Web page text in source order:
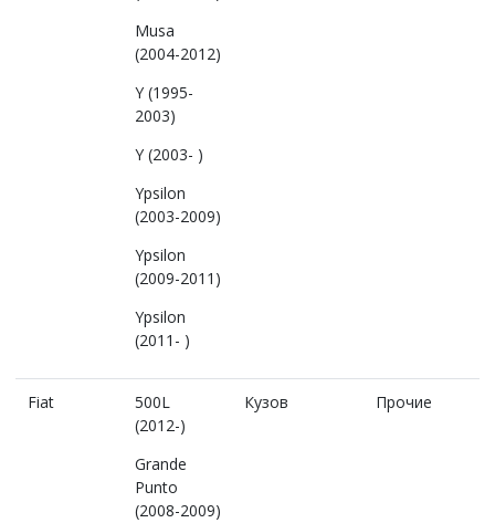
Musa
(2004-2012)
Y (1995-
2003)
Y (2003- )
Ypsilon
(2003-2009)
Ypsilon
(2009-2011)
Ypsilon
(2011- )
Fiat
500L
(2012-)
Grande
Punto
(2008-2009)
Кузов Прочие